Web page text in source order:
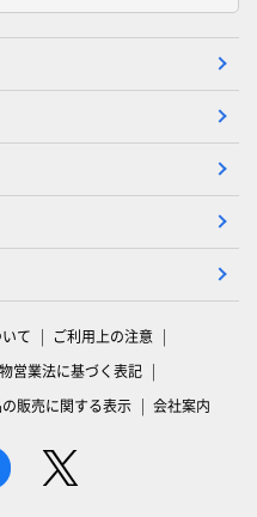
て
ご利用上の注意
営業法に基づく表記
販売に関する表示 会社案内